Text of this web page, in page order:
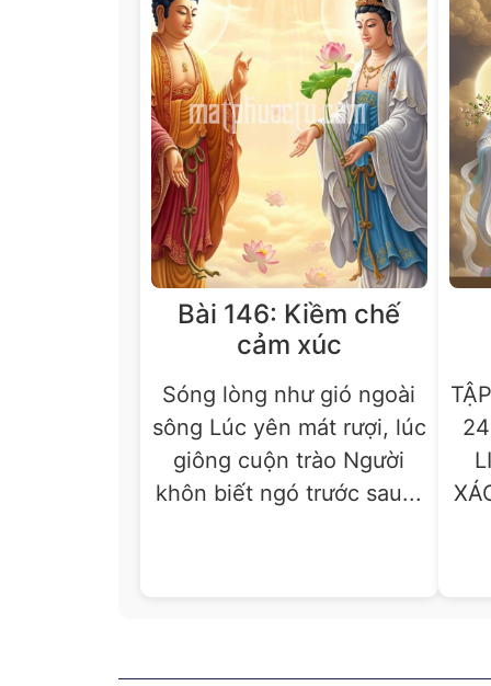
Bài 146: Kiềm chế
cảm xúc
Sóng lòng như gió ngoài
sông Lúc yên mát rượi, lúc
giông cuộn trào Người
khôn biết ngó trước sau...